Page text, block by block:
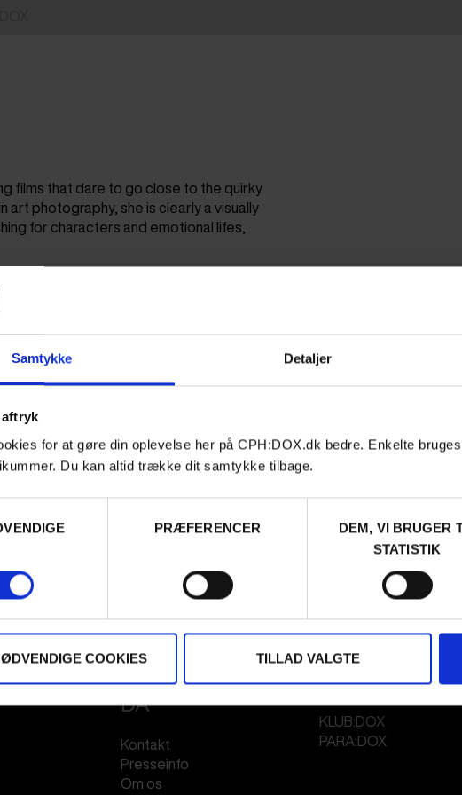
Samtykke Detaljer
for at gøre din oplevelse her på CPH:DOX.dk bedre. Enkelte
Du kan altid trække dit samtykke tilbage.
PRÆFERENCER
DEM, VI BRUGER
STATISTIK
COOKIES TILLAD VALGTE
films that dare to go close to the quirky
art photography, she is clearly a visually
for characters and emotional lifes,
FESTIVAL 2026
DA
Kontakt
Presseinfo
Om os
STREAMING
KLUB:DOX
PARA:DOX